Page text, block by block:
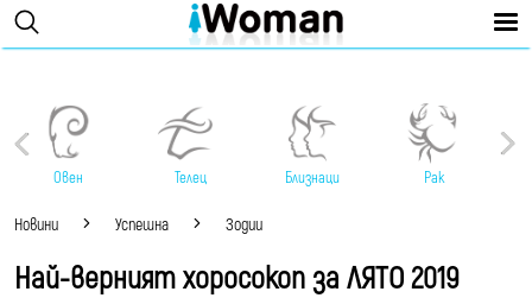
Овен Телец Близнаци Рак
Новини Успешна Зодии
Най-верният хоросокоп за ЛЯТО 2019